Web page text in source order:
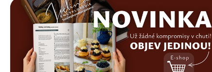
Kynutý cuketový koláč
šachovnice
30. 4. 2026